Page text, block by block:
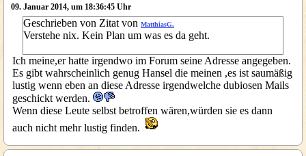
09. Januar 2014, um 18:36:45 Uhr
Geschrieben von Zitat von MatthiasG.
Verstehe nix. Kein Plan um was es da geht.
Ich meine,er hatte irgendwo im Forum seine Adresse angegeben.
Es gibt wahrscheinlich genug Hansel die meinen ,es ist saumäßig
lustig wenn eben an diese Adresse irgendwelche dubiosen Mails
geschickt werden.
Wenn diese Leute selbst betroffen wären,würden sie es dann
auch nicht mehr lustig finden.